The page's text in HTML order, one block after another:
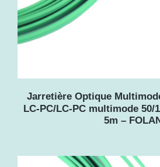
Jarretière Optique
LC-PC/LC-PC multimode 50/
5m –